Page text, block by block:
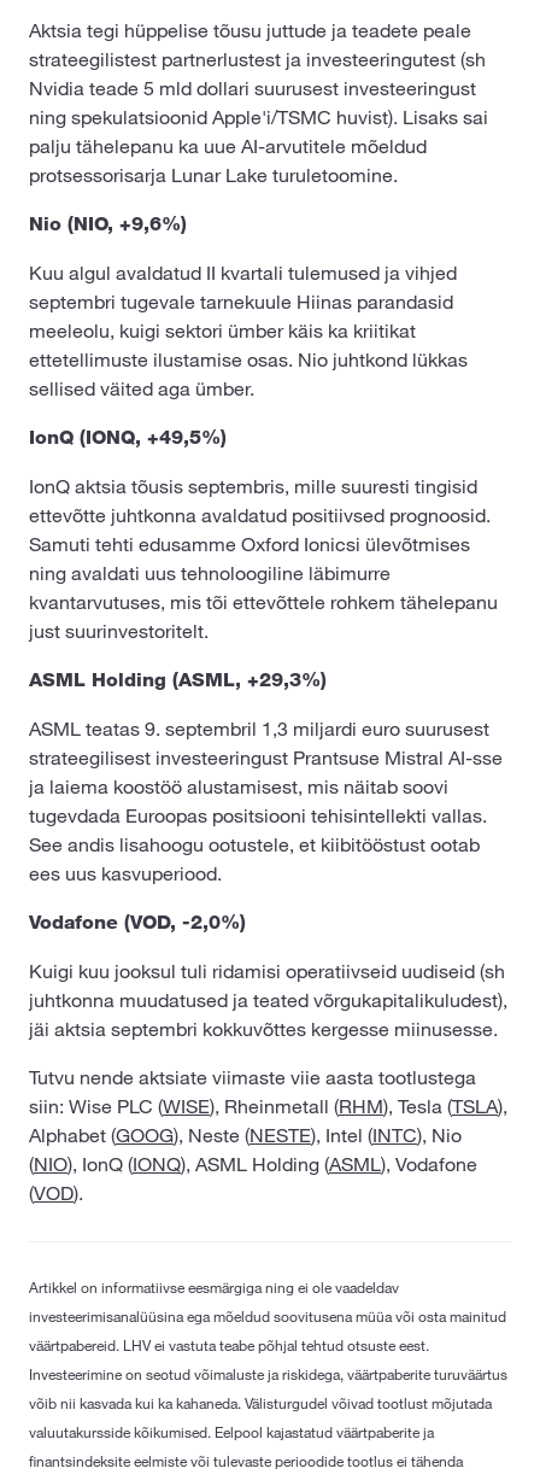
Aktsia tegi hüppelise tõusu juttude ja teadete peale
strateegilistest partnerlustest ja investeeringutest (sh
Nvidia teade 5 mld dollari suurusest investeeringust
ning spekulatsioonid Apple'i/TSMC huvist). Lisaks sai
palju tähelepanu ka uue AI-arvutitele mõeldud
protsessorisarja Lunar Lake turuletoomine.
Nio (NIO, +9,6%)
Kuu algul avaldatud II kvartali tulemused ja vihjed
septembri tugevale tarnekuule Hiinas parandasid
meeleolu, kuigi sektori ümber käis ka kriitikat
ettetellimuste ilustamise osas. Nio juhtkond lükkas
sellised väited aga ümber.
IonQ (IONQ, +49,5%)
IonQ aktsia tõusis septembris, mille suuresti tingisid
ettevõtte juhtkonna avaldatud positiivsed prognoosid.
Samuti tehti edusamme Oxford Ionicsi ülevõtmises
ning avaldati uus tehnoloogiline läbimurre
kvantarvutuses, mis tõi ettevõttele rohkem tähelepanu
just suurinvestoritelt.
ASML Holding (ASML, +29,3%)
ASML teatas 9. septembril 1,3 miljardi euro suurusest
strateegilisest investeeringust Prantsuse Mistral AI-sse
ja laiema koostöö alustamisest, mis näitab soovi
tugevdada Euroopas positsiooni tehisintellekti vallas.
See andis lisahoogu ootustele, et kiibitööstust ootab
ees uus kasvuperiood.
Vodafone (VOD, -2,0%)
Kuigi kuu jooksul tuli ridamisi operatiivseid uudiseid (sh
juhtkonna muudatused ja teated võrgukapitalikuludest),
jäi aktsia septembri kokkuvõttes kergesse miinusesse.
Tutvu nende aktsiate viimaste viie aasta tootlustega
siin: Wise PLC (WISE), Rheinmetall (RHM), Tesla (TSLA),
Alphabet (GOOG), Neste (NESTE), Intel (INTC), Nio
(NIO), IonQ (IONQ), ASML Holding (ASML), Vodafone
(VOD).
Artikkel on informatiivse eesmärgiga ning ei ole vaadeldav
investeerimisanalüüsina ega mõeldud soovitusena müüa või osta mainitud
väärtpabereid. LHV ei vastuta teabe põhjal tehtud otsuste eest.
Investeerimine on seotud võimaluste ja riskidega, väärtpaberite turuväärtus
võib nii kasvada kui ka kahaneda. Välisturgudel võivad tootlust mõjutada
valuutakursside kõikumised. Eelpool kajastatud väärtpaberite ja
finantsindeksite eelmiste või tulevaste perioodide tootlus ei tähenda